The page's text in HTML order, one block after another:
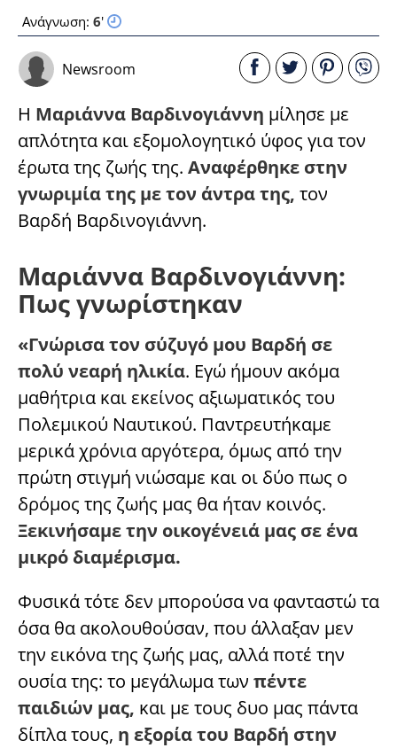
Ανάγνωση: 6'
Newsroom
Η Μαριάννα Βαρδινογιάννη μίλησε με
απλότητα και εξομολογητικό ύφος για τον
έρωτα της ζωής της. Αναφέρθηκε στην
γνωριμία της με τον άντρα της, τον
Βαρδή Βαρδινογιάννη.
Μαριάννα Βαρδινογιάννη:
Πως γνωρίστηκαν
«Γνώρισα τον σύζυγό μου Βαρδή σε
πολύ νεαρή ηλικία. Εγώ ήμουν ακόμα
μαθήτρια και εκείνος αξιωματικός του
Πολεμικού Ναυτικού. Παντρευτήκαμε
μερικά χρόνια αργότερα, όμως από την
πρώτη στιγμή νιώσαμε και οι δύο πως ο
δρόμος της ζωής μας θα ήταν κοινός.
Ξεκινήσαμε την οικογένειά μας σε ένα
μικρό διαμέρισμα.
Φυσικά τότε δεν μπορούσα να φανταστώ τα
όσα θα ακολουθούσαν, που άλλαξαν μεν
την εικόνα της ζωής μας, αλλά ποτέ την
ουσία της: το μεγάλωμα των πέντε
παιδιών μας, και με τους δυο μας πάντα
δίπλα τους, η εξορία του Βαρδή στην